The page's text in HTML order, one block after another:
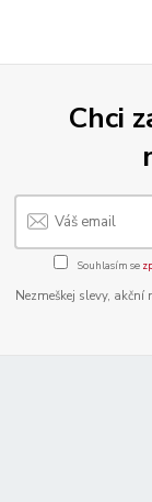
Chci
Souhlasím se
Nezmeškej slevy,